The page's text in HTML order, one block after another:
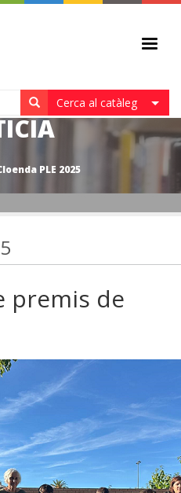
Cerca al catàleg
2025 - VEURE
PLE 2025
premis de